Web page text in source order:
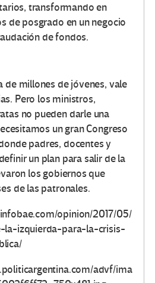
transformando en
de posgrado en un negocio
de fondos.
de millones de jóvenes, vale
Pero los ministros,
no pueden darle una
un gran Congreso
padres, docentes y
un plan para salir de la
los gobiernos que
de las patronales.
opinion/2017/05/
la-izquierda-para-la-crisis-
advf/ima